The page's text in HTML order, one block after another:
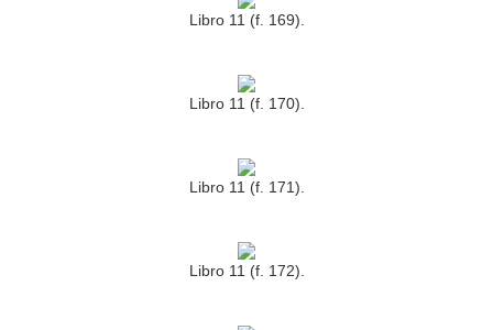
Libro 11 (f. 169).
Libro 11 (f. 170).
Libro 11 (f. 171).
Libro 11 (f. 172).